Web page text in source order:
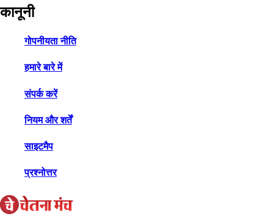
कानूनी
गोपनीयता नीति
हमारे बारे में
संपर्क करें
नियम और शर्तें
साइटमैप
प्रश्नोत्तर